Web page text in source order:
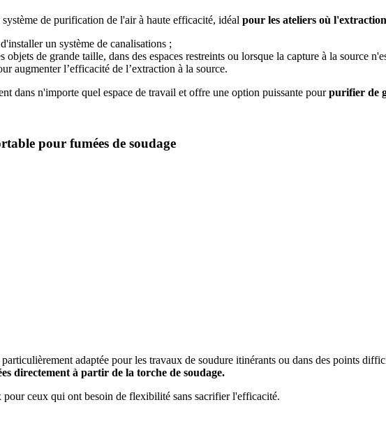
de purification de l'air à haute efficacité, idéal pour les ateliers où
un système de canalisations ;
objets de grande taille, dans des espaces restreints ou lorsque la capture à la source
augmenter l’efficacité de l’extraction à la source.
dans n'importe quel espace de travail et offre une option puissante pourpurifier de
pour fumées de soudage
adaptée pour les travaux de soudure itinérants ou dans des points
directement à partir de la torche de soudage.
ceux qui ont besoin de flexibilité sans sacrifier l'efficacité.